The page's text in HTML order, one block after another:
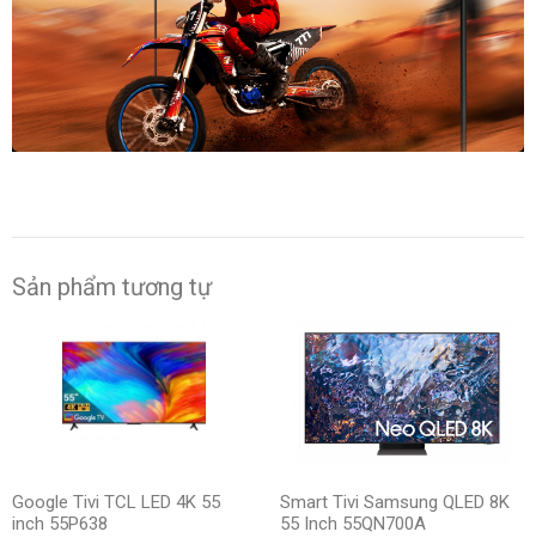
Công
nghệ âm
-Q – Symphony
-Object Tracking
Sound – OTS Lite
-Adaptive Sound
20W
2 năm
Xuất xứ
Việt Nam
Sản phẩm tương tự
Google Tivi TCL LED 4K 55
inch 55P638
Smart Tivi Samsung QLED 8K
55 Inch 55QN700A